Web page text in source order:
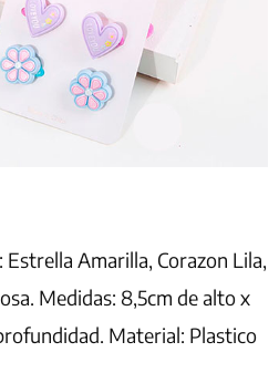
Estrella Amarilla, Corazon Lila,
Medidas: 8,5cm de alto x
Material: Plastico